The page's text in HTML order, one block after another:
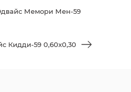
Мемори Мен-59
Кидди-59 0,60х0,30